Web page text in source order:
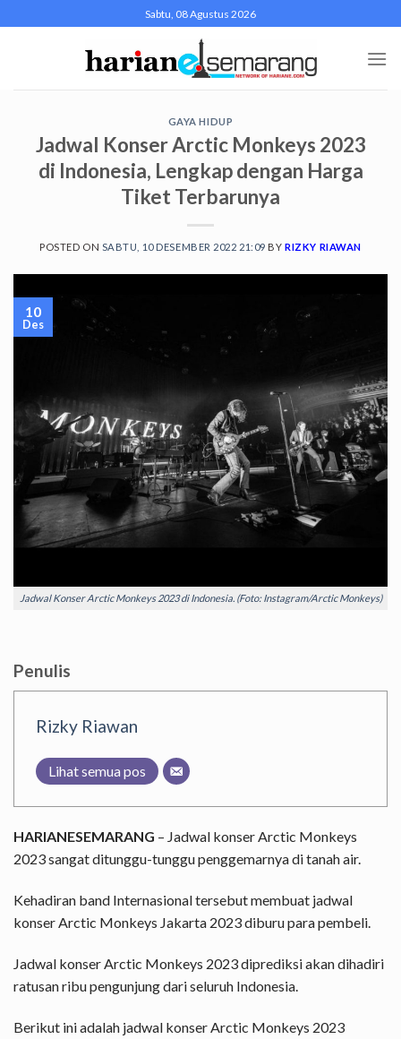
to
Sabtu, 08 Agustus 2026
GAYA HIDUP
Jadwal Konser Arctic Monkeys 2023
di Indonesia, Lengkap dengan Harga
Tiket Terbarunya
POSTED ON SABTU, 10 DESEMBER 2022 21:09 BYRIZKY RIAWAN
Jadwal Konser Arctic Monkeys 2023 di Indonesia. (Foto: Instagram/Arctic Monkeys)
10
Des
Penulis
Rizky Riawan
Lihat semua pos
HARIANESEMARANG – Jadwal konser Arctic Monkeys
2023 sangat ditunggu-tunggu penggemarnya di tanah air.
Kehadiran band Internasional tersebut membuat jadwal
konser Arctic Monkeys Jakarta 2023 diburu para pembeli.
Jadwal konser Arctic Monkeys 2023 diprediksi akan dihadiri
ratusan ribu pengunjung dari seluruh Indonesia.
Berikut ini adalah jadwal konser Arctic Monkeys 2023